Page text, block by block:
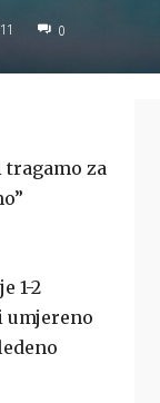
0
tragamo za
1-2
umjereno